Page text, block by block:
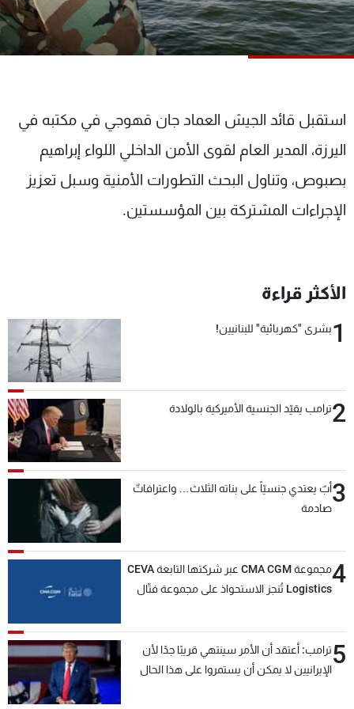
استقبل قائد الجيش العماد جان قهوجي في مكتبه في
اليرزة، المدير العام لقوى الأمن الداخلي اللواء إبراهيم
بصبوص، وتناول البحث التطورات الأمنية وسبل تعزيز
الإجراءات المشتركة بين المؤسستين.
الأكثر قراءة
1بشرى "كهربائية" للبنانيين!
2ترامب يقيّد الجنسية الأميركية بالولادة
3أبٌ يعتدي جنسيّاً على بناته الثلاث… واعترافاتٌ
صادمة
4
مجموعة CMA CGM عبر شركتها التابعة CEVA
Logistics تُنجز الاستحواذ على مجموعة فتّال
5ترامب: أعتقد أن الأمر سينتهي قريبًا جدًا لأن
الإيرانيين لا يمكن أن يستمروا على هذا الحال
شاهد البرامج
الترددات
لاعلاناتكم
شروط الإسـتخدام
سياسة الخصوصية